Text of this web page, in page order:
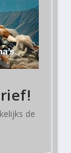
de